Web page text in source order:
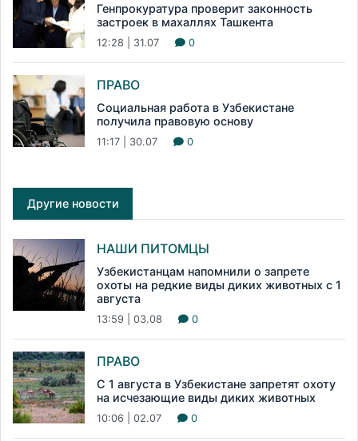
Генпрокуратура проверит законность
застроек в махаллях Ташкента
12:28 | 31.07 0
ПРАВО
Социальная работа в Узбекистане
получила правовую основу
11:17 | 30.07 0
Другие новости
НАШИ ПИТОМЦЫ
Узбекистанцам напомнили о запрете
охоты на редкие виды диких животных с 1
августа
13:59 | 03.08 0
ПРАВО
С 1 августа в Узбекистане запретят охоту
на исчезающие виды диких животных
10:06 | 02.07 0